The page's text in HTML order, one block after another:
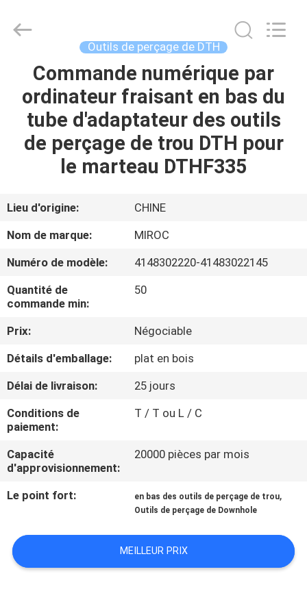
MAISON
DES
PRODUITS
SUJET
DE
NOUS
VISITE
D'USINE
CONTRÔLE
DE
QUALITÉ
CONTACTEZ-
NOUS
CITATION
(Beijing)
Outils de perçage de DTH
Commande numérique par
ordinateur fraisant en bas du
tube d'adaptateur des outils
de perçage de trou DTH pour
le marteau DTHF335
Lieu d'origine:
CHINE
Nom de marque:
MIROC
Numéro de modèle:
4148302220-41483022145
Quantité de
commande min:
50
Prix:
Négociable
Détails d'emballage:
plat en bois
Délai de livraison:
25 jours
Conditions de
paiement:
T / T ou L / C
Capacité
d'approvisionnement:
20000 pièces par mois
Le point fort: en bas des outils de perçage de trou,
Outils de perçage de Downhole
MEILLEUR PRIX